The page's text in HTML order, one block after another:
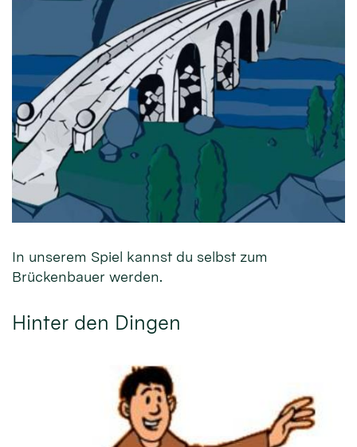
In unserem Spiel kannst du selbst zum
Brückenbauer werden.
Hinter den Dingen